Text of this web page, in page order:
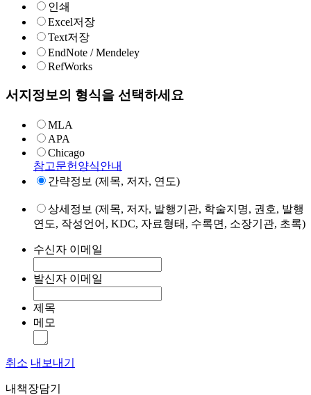
인쇄
Excel저장
Text저장
EndNote / Mendeley
RefWorks
서지정보의 형식을 선택하세요
MLA
APA
Chicago
참고문헌양식안내
간략정보 (제목, 저자, 연도)
상세정보 (제목, 저자, 발행기관, 학술지명, 권호, 발행
연도, 작성언어, KDC, 자료형태, 수록면, 소장기관, 초록)
수신자 이메일
발신자 이메일
제목
메모
취소 내보내기
내책장담기